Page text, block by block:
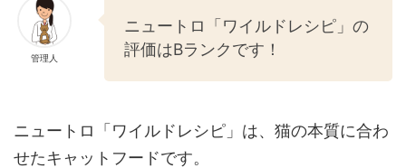
管理人
ニュートロ「ワイルドレシピ」の
評価はBランクです！
ニュートロ「ワイルドレシピ」は、猫の本質に合わ
せたキャットフードです。